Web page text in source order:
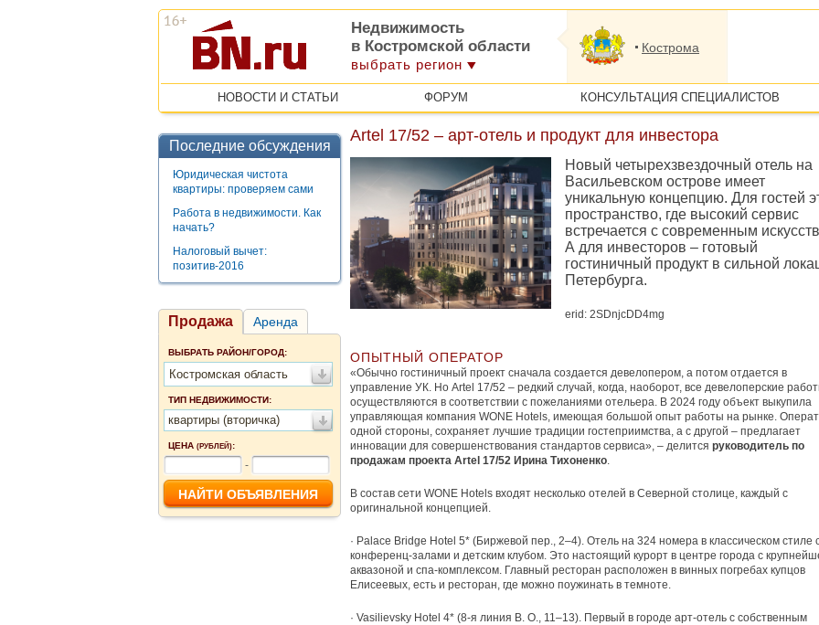
Недвижимость
в Костромской области
выбрать регион
Кострома
НОВОСТИ И СТАТЬИ ФОРУМ КОНСУЛЬТАЦИЯ СПЕЦИАЛИСТОВ
Последние обсуждения
Юридическая чистота
квартиры: проверяем сами
Работа в недвижимости. Как
начать?
Налоговый вычет:
позитив-2016
Продажа Аренда
ВЫБРАТЬ РАЙОН/ГОРОД:
Костромская область
ТИП НЕДВИЖИМОСТИ:
квартиры (вторичка)
ЦЕНА (РУБЛЕЙ):
-
Artel 17/52 – арт-отель и продукт для инвестора
Новый четырехзвездочный отель на
Васильевском острове имеет
уникальную концепцию. Для гостей
пространство, где высокий сервис
встречается с современным
А для инвесторов – готовый
гостиничный продукт в сильной
Петербурга.
erid: 2SDnjcDD4mg
ОПЫТНЫЙ ОПЕРАТОР
«Обычно гостиничный проект сначала создается девелопером, а потом отдается в
управление УК. Но Artel 17/52 – редкий случай, когда, наоборот, все девелоперские
осуществляются в соответствии с пожеланиями отельера. В 2024 году объект выкупила
управляющая компания WONE Hotels, имеющая большой опыт работы на рынке.
одной стороны, сохраняет лучшие традиции гостеприимства, а с другой – предлагает
инновации для совершенствования стандартов сервиса», – делится руководитель по
продажам проекта Artel 17/52 Ирина Тихоненко.
В состав сети WONE Hotels входят несколько отелей в Северной столице, каждый с
оригинальной концепцией.
· Palace Bridge Hotel 5* (Биржевой пер., 2–4). Отель на 324 номера в классическом стиле
конференц-залами и детским клубом. Это настоящий курорт в центре города с
аквазоной и спа-комплексом. Главный ресторан расположен в винных погребах купцов
Елисеевых, есть и ресторан, где можно поужинать в темноте.
· Vasilievsky Hotel 4* (8-я линия В. О., 11–13). Первый в городе арт-отель с собственным